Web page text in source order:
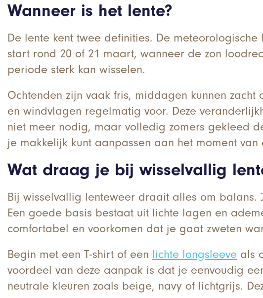
Wanneer is het lente?
De lente kent twee definities. De
start rond 20 of 21 maart, wanneer de zon
periode sterk kan wisselen.
Ochtenden zijn vaak fris, middagen kunnen
en windvlagen regelmatig voor. Deze
niet meer nodig, maar volledig zomers gekleed
je makkelijk kunt aanpassen aan het moment van
Wat draag je bij wisselvallig
Bij wisselvallig lenteweer draait alles om
Een goede basis bestaat uit lichte lagen en
comfortabel en voorkomen dat je gaat zweten
Begin met een T-shirt of een lichte longsleeve als
voordeel van deze aanpak is dat je eenvoudig
neutrale kleuren zoals beige, navy of lichtgrijs.